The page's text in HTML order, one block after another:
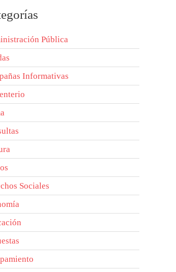
Pública
Informativas
Sociales